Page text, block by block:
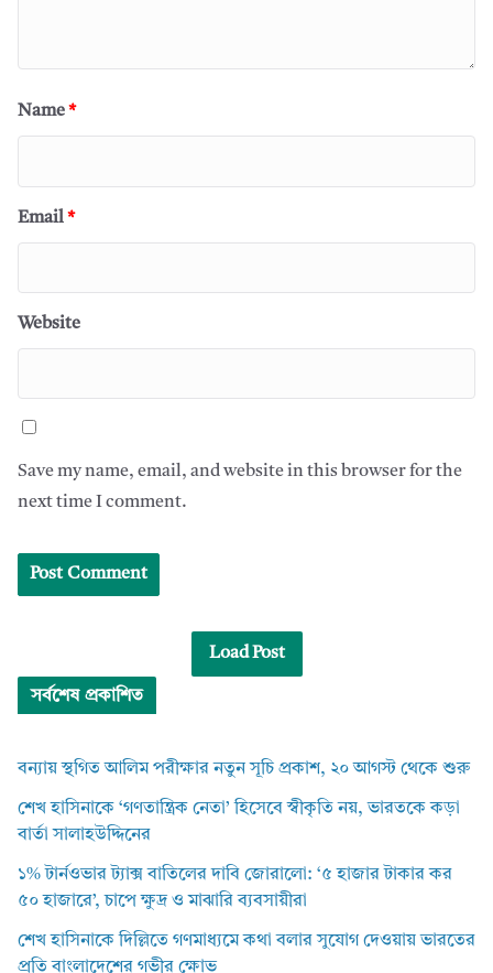
Name*
Email*
Website
Save my name, email, and website in this browser for the
next time I comment.
Load Post
সর্বশেষ প্রকাশিত
বন্যায় স্থগিত আলিম পরীক্ষার নতুন সূচি প্রকাশ, ২০ আগস্ট থেকে শুরু
শেখ হাসিনাকে ‘গণতান্ত্রিক নেতা’ হিসেবে স্বীকৃতি নয়, ভারতকে কড়া
বার্তা সালাহউদ্দিনের
১% টার্নওভার ট্যাক্স বাতিলের দাবি জোরালো: ‘৫ হাজার টাকার কর
৫০ হাজারে’, চাপে ক্ষুদ্র ও মাঝারি ব্যবসায়ীরা
শেখ হাসিনাকে দিল্লিতে গণমাধ্যমে কথা বলার সুযোগ দেওয়ায় ভারতের
প্রতি বাংলাদেশের গভীর ক্ষোভ